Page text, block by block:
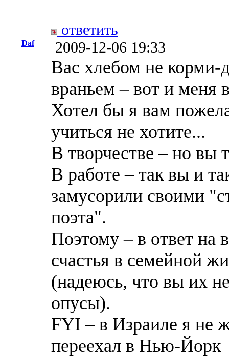
ответить
Daf 2009-12-06 19:33
Вас хлебом не корми-
враньем – вот и меня
Хотел бы я вам
учиться не хотите...
В творчестве – но вы
В работе – так вы и
замусорили своими
поэта".
Поэтому – в ответ
счастья в семейной
(надеюсь, что вы их
опусы).
FYI – в Израиле я не
переехал в Нью-Йорк